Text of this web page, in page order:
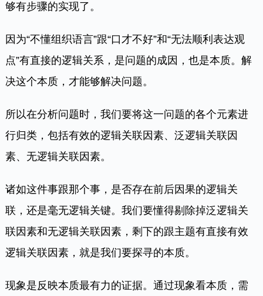
够有步骤的实现了。
因为“不懂组织语言”跟“口才不好”和“无法顺利表达观
点”有直接的逻辑关系，是问题的成因，也是本质。解
决这个本质，才能够解决问题。
所以在分析问题时，我们要将这一问题的各个元素进
行归类，包括有效的逻辑关联因素、泛逻辑关联因
素、无逻辑关联因素。
诸如这件事跟那个事，是否存在前后因果的逻辑关
联，还是毫无逻辑关键。我们要懂得剔除掉泛逻辑关
联因素和无逻辑关联因素，剩下的跟主题有直接有效
逻辑关联因素，就是我们要探寻的本质。
现象是反映本质最有力的证据。通过现象看本质，需